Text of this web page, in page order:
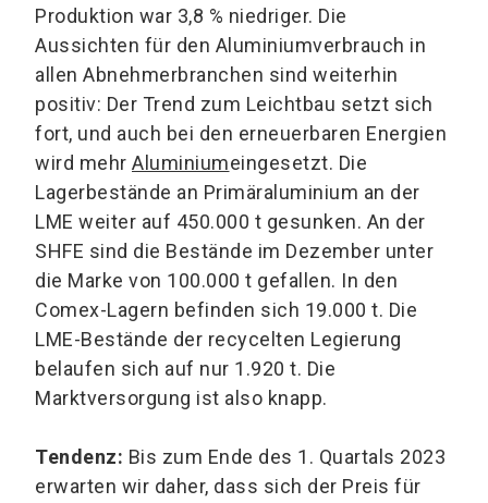
Produktion war 3,8 % niedriger. Die
Aussichten für den Aluminiumverbrauch in
allen Abnehmerbranchen sind weiterhin
positiv: Der Trend zum Leichtbau setzt sich
fort, und auch bei den erneuerbaren Energien
wird mehr Aluminiumeingesetzt. Die
Lagerbestände an Primäraluminium an der
LME weiter auf 450.000 t gesunken. An der
SHFE sind die Bestände im Dezember unter
die Marke von 100.000 t gefallen. In den
Comex-Lagern befinden sich 19.000 t. Die
LME-Bestände der recycelten Legierung
belaufen sich auf nur 1.920 t. Die
Marktversorgung ist also knapp.
Tendenz: Bis zum Ende des 1. Quartals 2023
erwarten wir daher, dass sich der Preis für